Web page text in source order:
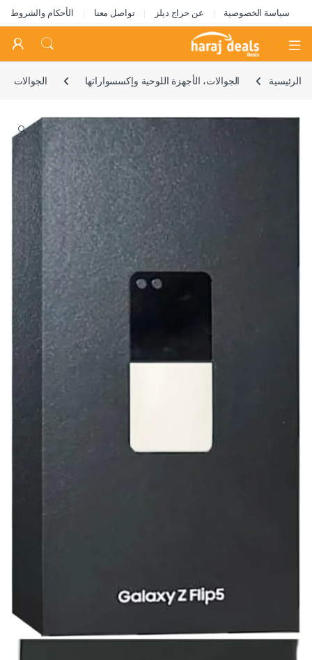
سياسة الخصوصية عن حراج ديلز تواصل معنا الأحكام والشروط
Open
الرئيسية الجوالات، الأجهزة اللوحية وإكسسواراتها الجوالات
🔍